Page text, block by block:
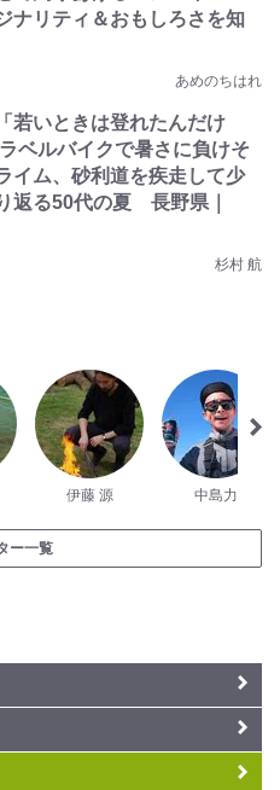
ナリティ＆おもしろさを知
あめのちはれ
若いときは登れたんだけ
ベルバイクで暑さに負けそ
イム、砂利道を疾走して少
返る50代の夏 長野県｜
杉村 航
伊藤 源 中島力
ー一覧